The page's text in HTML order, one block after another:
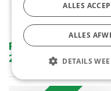
Friteuse Kichen Line
230V 3300W
ALLES
ALLES
DETAILS